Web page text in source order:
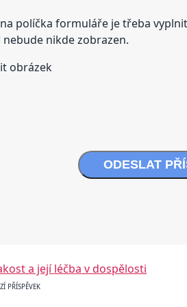
políčka formuláře je třeba
nebude nikde zobrazen.
obrázek
ODESLAT
a její léčba v dospělosti
PŘÍSPĚVEK